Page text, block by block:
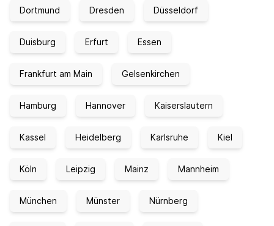
Dortmund Dresden Düsseldorf
Duisburg Erfurt Essen
Frankfurt am Main Gelsenkirchen
Hamburg Hannover Kaiserslautern
Kassel Heidelberg Karlsruhe Kiel
Köln Leipzig Mainz Mannheim
München Münster Nürnberg